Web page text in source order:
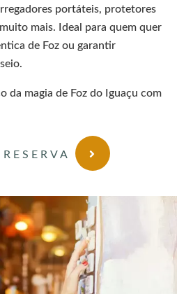
portáteis, protetores
mais. Ideal para quem quer
de Foz ou garantir
da magia de Foz do Iguaçu com